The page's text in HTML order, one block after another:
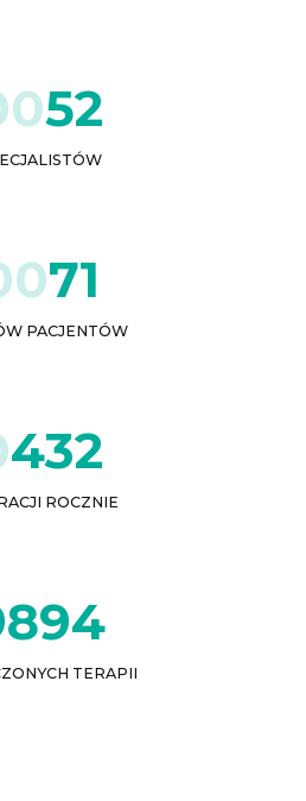
52
71
PACJENTÓW
432
ROCZNIE
TERAPII